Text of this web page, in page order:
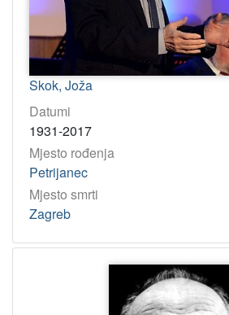
Skok, Joža
Datumi
1931-2017
Mjesto rođenja
Petrijanec
Mjesto smrti
Zagreb